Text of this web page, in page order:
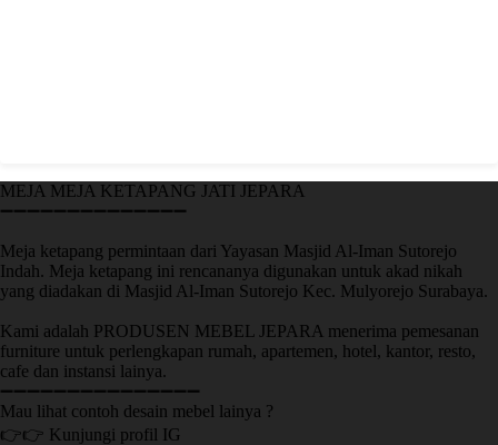
MEJA MEJA KETAPANG JATI JEPARA
➖➖➖➖➖➖➖➖➖➖➖➖➖➖
Meja ketapang permintaan dari Yayasan Masjid Al-Iman Sutorejo
Indah. Meja ketapang ini rencananya digunakan untuk akad nikah
yang diadakan di Masjid Al-Iman Sutorejo Kec. Mulyorejo Surabaya.
Kami adalah PRODUSEN MEBEL JEPARA menerima pemesanan
furniture untuk perlengkapan rumah, apartemen, hotel, kantor, resto,
cafe dan instansi lainya.
➖➖➖➖➖➖➖➖➖➖➖➖➖➖➖
Mau lihat contoh desain mebel lainya ?
👉👉 Kunjungi profil IG